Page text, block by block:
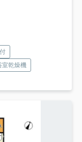
室乾燥機